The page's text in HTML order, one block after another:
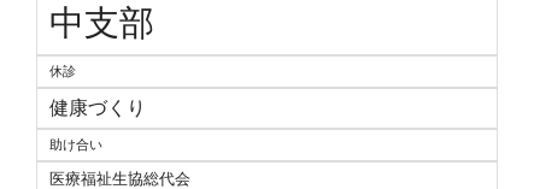
中支部
休診
健康づくり
助け合い
医療福祉生協総代会